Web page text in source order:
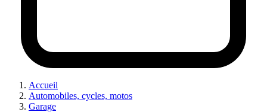
Accueil
Automobiles, cycles, motos
Garage